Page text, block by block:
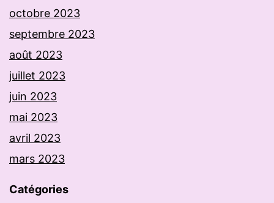
octobre 2023
septembre 2023
août 2023
juillet 2023
juin 2023
mai 2023
avril 2023
mars 2023
Catégories